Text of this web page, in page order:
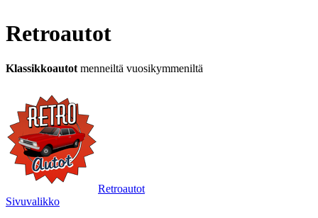
Retroautot
Klassikkoautot menneiltä vuosikymmeniltä
Retroautot
Sivuvalikko